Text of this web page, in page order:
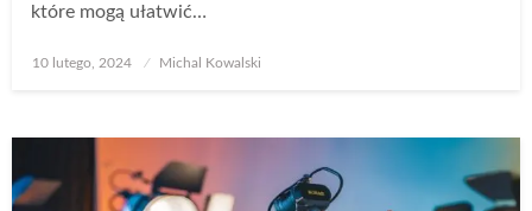
które mogą ułatwić…
Opublikowane
10 lutego, 2024 Michal Kowalski